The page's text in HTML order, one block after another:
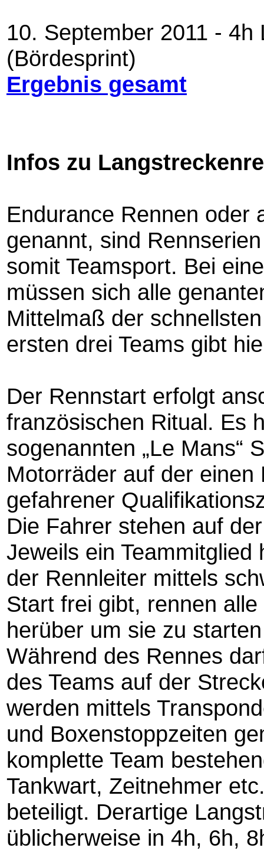
10. September 2011 -
(Bördesprint)
Ergebnis gesamt
Infos zu
Endurance Rennen oder
genannt, sind
somit Teamsport. Bei
müssen sich alle
Mittelmaß der
ersten drei Teams gibt
Der Rennstart erfolgt
französischen Ritual. Es
sogenannten „Le Mans“
Motorräder auf der
gefahrener
Die Fahrer stehen auf
Jeweils ein
der Rennleiter mittels
Start frei gibt, rennen
herüber um sie zu
Während des Rennes
des Teams auf der
werden mittels
und Boxenstoppzeiten
komplette Team
Tankwart, Zeitnehmer
beteiligt. Derartige
üblicherweise in 4h, 6h,